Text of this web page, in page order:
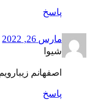
پاسخ
مارس 26, 2022
شیوا
اصفهانم
پاسخ